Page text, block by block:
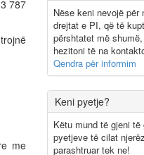
787
me
Nëse keni nevojë për
drejtat e PI, që të
përshtatet më
hezitoni të na
Qendra për informim
Keni pyetje?
Këtu mund të gjeni
pyetjeve të cilat
parashtruar tek ne!